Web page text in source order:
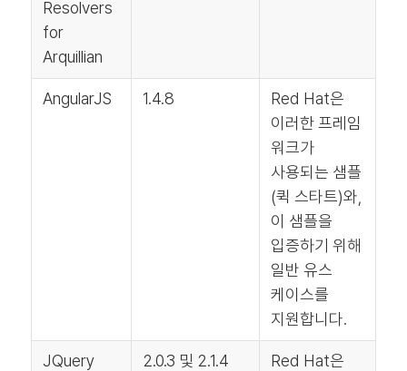
Resolvers
for
Arquillian
AngularJS 1.4.8
Red Hat은
이러한 프레임
워크가
사용되는 샘플
(퀵 스타트)와,
이 샘플을
입증하기 위해
일반 유스
케이스를
지원합니다.
JQuery 2.0.3 및 2.1.4
Red Hat은